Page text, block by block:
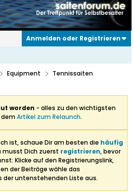
Anmelden oder Registrieren
Equipment
Tennissaiten
worden - alles zu den wichtigsten
demArtikel zum Relaunch.
ist, schaue Dir am besten die häufig
musst Dich zuerst registrieren, bevor
Klicke auf den Registrierungslink,
der Beiträge wähle das
der untenstehenden Liste aus.